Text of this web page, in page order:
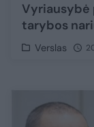
Vyriausybė
tarybos
Verslas